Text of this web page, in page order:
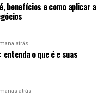
benefícios e como aplicar a
atrás
o que é e suas
atrás